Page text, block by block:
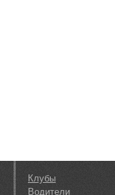
Клубы
Водители